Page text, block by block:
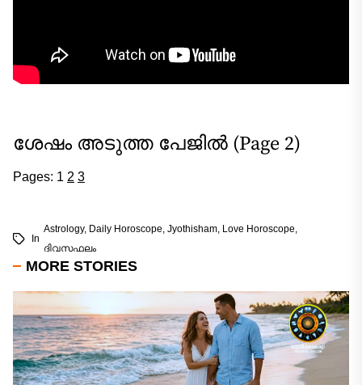
ശേഷം അടുത്ത പേജിൽ (Page 2)
Pages: 1 2 3
In
Astrology, Daily Horoscope, Jyothisham, Love Horoscope,
ദിവസഫലം
MORE STORIES